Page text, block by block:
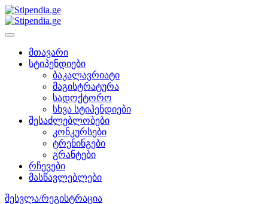
მთავარი
სტიპენდიები
ბაკალავრიატი
მაგისტრატურა
სადოქტორო
სხვა სტიპენდიები
შესაძლებლობები
კონკურსები
ტრენინგები
გრანტები
რჩევები
მასწავლებლები
შესვლა/რეგისტრაცია